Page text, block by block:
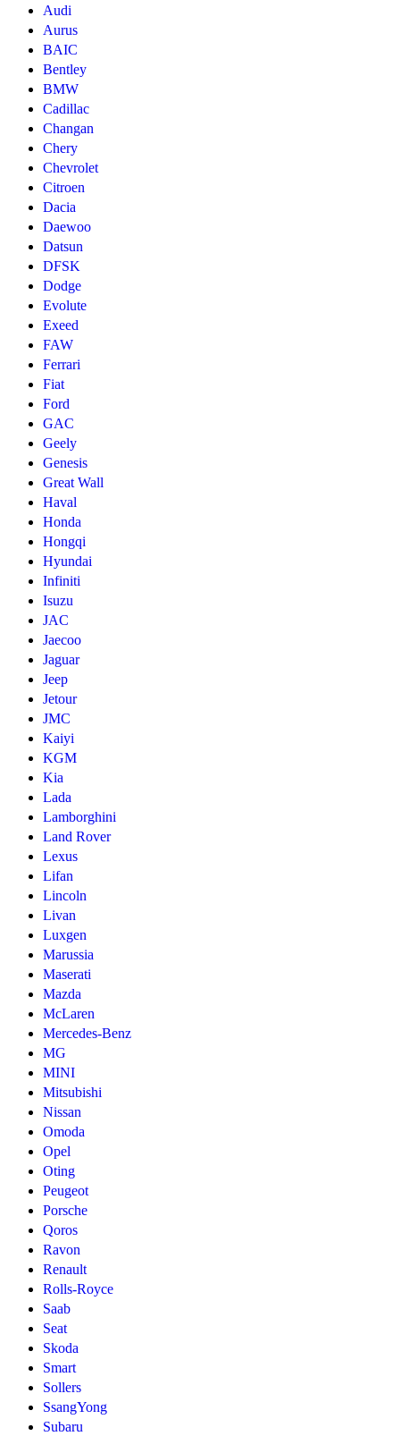
Audi
Aurus
BAIC
Bentley
BMW
Cadillac
Changan
Chery
Chevrolet
Citroen
Dacia
Daewoo
Datsun
DFSK
Dodge
Evolute
Exeed
FAW
Ferrari
Fiat
Ford
GAC
Geely
Genesis
Great Wall
Haval
Honda
Hongqi
Hyundai
Infiniti
Isuzu
JAC
Jaecoo
Jaguar
Jeep
Jetour
JMC
Kaiyi
KGM
Kia
Lada
Lamborghini
Land Rover
Lexus
Lifan
Lincoln
Livan
Luxgen
Marussia
Maserati
Mazda
McLaren
Mercedes-Benz
MG
MINI
Mitsubishi
Nissan
Omoda
Opel
Oting
Peugeot
Porsche
Qoros
Ravon
Renault
Rolls-Royce
Saab
Seat
Skoda
Smart
Sollers
SsangYong
Subaru